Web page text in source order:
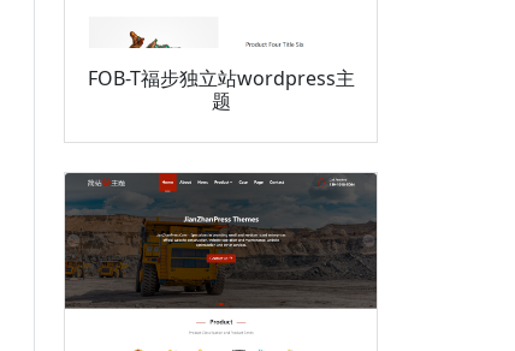
FOB-T福步独立站wordpress主
题